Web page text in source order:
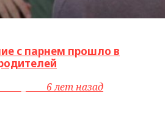
с парнем прошло в
6 лет назад